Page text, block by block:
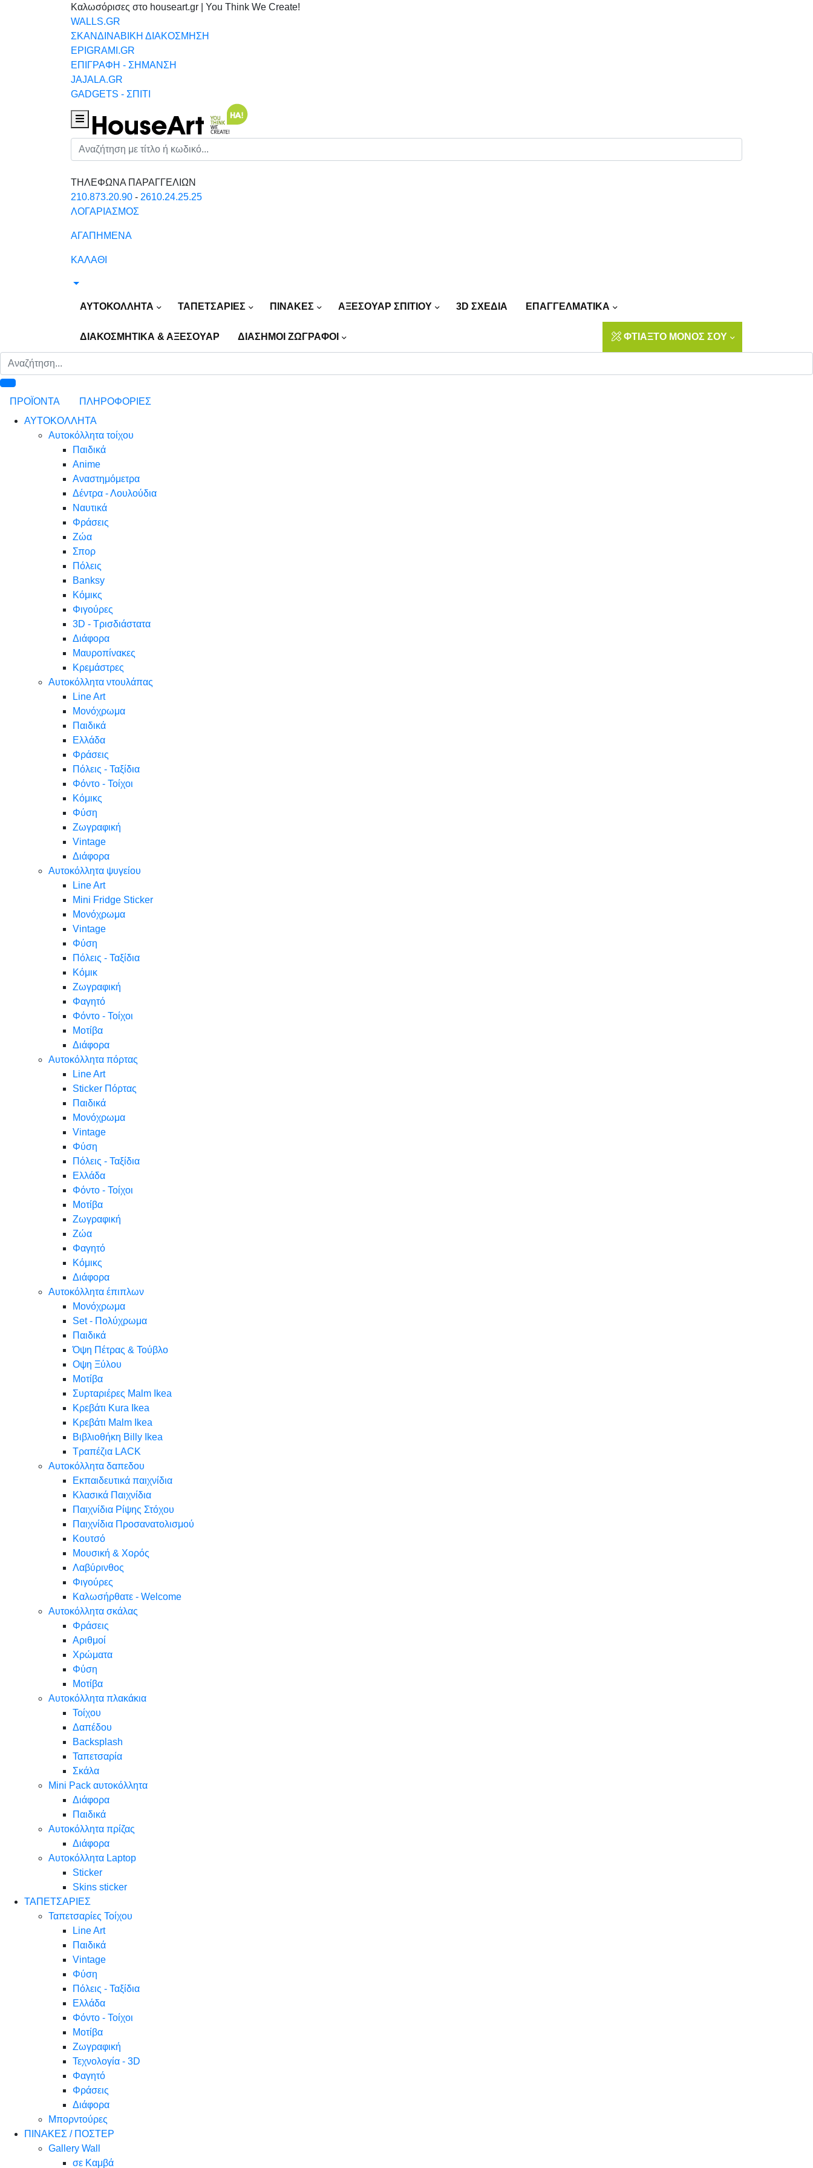
Καλωσόρισες στο houseart.gr | You Think We Create!
WALLS.GR
ΣΚΑΝΔΙΝΑΒΙΚΗ ΔΙΑΚΟΣΜΗΣΗ
EPIGRAMI.GR
ΕΠΙΓΡΑΦΗ - ΣΗΜΑΝΣΗ
JAJALA.GR
GADGETS - ΣΠΙΤΙ
Houseart Menu
Αναζήτηση
ΤΗΛΕΦΩΝΑ ΠΑΡΑΓΓΕΛΙΩΝ
210.873.20.90 - 2610.24.25.25
ΛΟΓΑΡΙΑΣΜΟΣ
ΑΓΑΠΗΜΕΝΑ
ΚΑΛΑΘΙ
ΑΥΤΟΚΟΛΛΗΤΑ ΤΑΠΕΤΣΑΡΙΕΣ ΠΙΝΑΚΕΣ ΑΞΕΣΟΥΑΡ ΣΠΙΤΙΟΥ 3D ΣΧΕΔΙΑ ΕΠΑΓΓΕΛΜΑΤΙΚΑ
ΔΙΑΚΟΣΜΗΤΙΚΑ & ΑΞΕΣΟΥΑΡ ΔΙΑΣΗΜΟΙ ΖΩΓΡΑΦΟΙ ΦΤΙΑΞΤΟ ΜΟΝΟΣ ΣΟΥ
ΠΡΟΪΟΝΤΑ
ΠΛΗΡΟΦΟΡΙΕΣ
ΑΥΤΟΚΟΛΛΗΤΑ
Αυτοκόλλητα τοίχου
Παιδικά
Anime
Αναστημόμετρα
Δέντρα - Λουλούδια
Ναυτικά
Φράσεις
Ζώα
Σπορ
Πόλεις
Banksy
Κόμικς
Φιγούρες
3D - Τρισδιάστατα
Διάφορα
Μαυροπίνακες
Κρεμάστρες
Αυτοκόλλητα ντουλάπας
Line Art
Μονόχρωμα
Παιδικά
Ελλάδα
Φράσεις
Πόλεις - Ταξίδια
Φόντο - Τοίχοι
Κόμικς
Φύση
Ζωγραφική
Vintage
Διάφορα
Αυτοκόλλητα ψυγείου
Line Art
Mini Fridge Sticker
Μονόχρωμα
Vintage
Φύση
Πόλεις - Ταξίδια
Κόμικ
Ζωγραφική
Φαγητό
Φόντο - Τοίχοι
Μοτίβα
Διάφορα
Αυτοκόλλητα πόρτας
Line Art
Sticker Πόρτας
Παιδικά
Μονόχρωμα
Vintage
Φύση
Πόλεις - Ταξίδια
Ελλάδα
Φόντο - Τοίχοι
Μοτίβα
Ζωγραφική
Ζώα
Φαγητό
Κόμικς
Διάφορα
Αυτοκόλλητα έπιπλων
Μονόχρωμα
Set - Πολύχρωμα
Παιδικά
Όψη Πέτρας & Τούβλο
Oψη Ξύλου
Μοτίβα
Συρταριέρες Malm Ikea
Κρεβάτι Kura Ikea
Κρεβάτι Malm Ikea
Βιβλιοθήκη Billy Ikea
Τραπέζια LACK
Αυτοκόλλητα δαπεδου
Εκπαιδευτικά παιχνίδια
Κλασικά Παιχνίδια
Παιχνίδια Ρίψης Στόχου
Παιχνίδια Προσανατολισμού
Κουτσό
Μουσική & Χορός
Λαβύρινθος
Φιγούρες
Καλωσήρθατε - Welcome
Αυτοκόλλητα σκάλας
Φράσεις
Αριθμοί
Χρώματα
Φύση
Μοτίβα
Αυτοκόλλητα πλακάκια
Τοίχου
Δαπέδου
Backsplash
Ταπετσαρία
Σκάλα
Mini Pack αυτοκόλλητα
Διάφορα
Παιδικά
Αυτοκόλλητα πρίζας
Διάφορα
Αυτοκόλλητα Laptop
Sticker
Skins sticker
ΤΑΠΕΤΣΑΡΙΕΣ
Ταπετσαρίες Τοίχου
Line Art
Παιδικά
Vintage
Φύση
Πόλεις - Ταξίδια
Ελλάδα
Φόντο - Τοίχοι
Μοτίβα
Ζωγραφική
Τεχνολογία - 3D
Φαγητό
Φράσεις
Διάφορα
Μπορντούρες
ΠΙΝΑΚΕΣ / ΠΟΣΤΕΡ
Gallery Wall
σε Καμβά